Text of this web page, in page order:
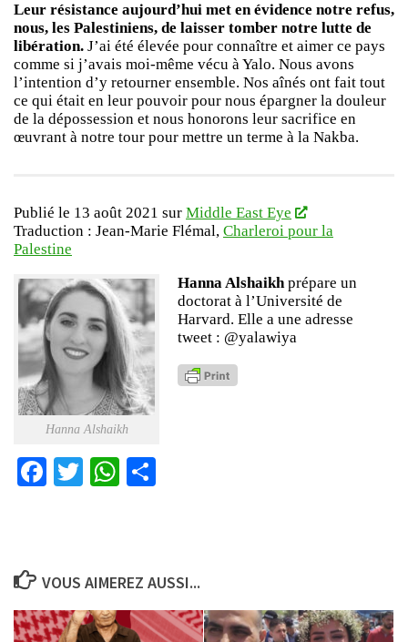
Leur résistance aujourd’hui met en évidence notre refus,
nous, les Palestiniens, de laisser tomber notre lutte de
libération. J’ai été élevée pour connaître et aimer ce pays
comme si j’avais moi-même vécu à Yalo. Nous avons
l’intention d’y retourner ensemble. Nos aînés ont fait tout
ce qui était en leur pouvoir pour nous épargner la douleur
de la dépossession et nous honorons leur sacrifice en
œuvrant à notre tour pour mettre un terme à la Nakba.
Publié le 13 août 2021 sur Middle East Eye
Traduction : Jean-Marie Flémal, Charleroi pour la
Palestine
Hanna Alshaikh
Hanna Alshaikhprépare un
doctorat à l’Université de
Harvard. Elle a une adresse
tweet : @yalawiya
Facebook
TwitterWhatsApp
VOUS AIMEREZ AUSSI...